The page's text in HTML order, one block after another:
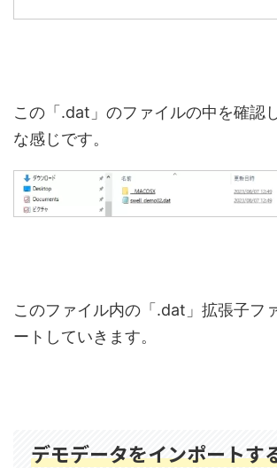
この「.dat」のファイルの中を確認
な感じです。
このファイル内の「.dat」拡張子フ
ートしていきます。
デモデータをインポートす